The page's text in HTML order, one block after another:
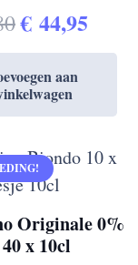
prijs
was:
€ 55,80.
€ 44,95
prijs
€
aan
Originale 0%
x 10cl